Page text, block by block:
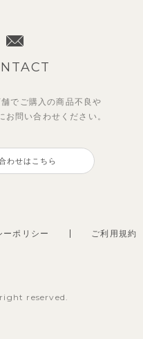
でご購入の商品不良や
お問い合わせください。
わせはこちら
ーポリシー ご利用規約
reserved.